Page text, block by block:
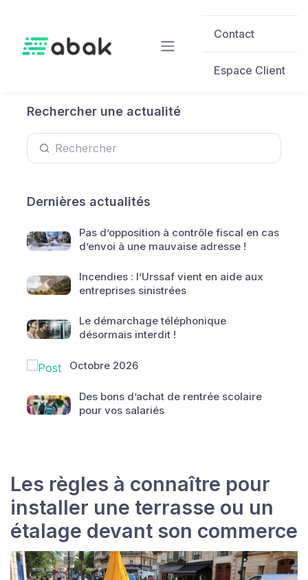
Contact
Espace Client
Rechercher une actualité
Dernières actualités
Pas d’opposition à contrôle fiscal en cas
d’envoi à une mauvaise adresse !
Incendies : l’Urssaf vient en aide aux
entreprises sinistrées
Le démarchage téléphonique
désormais interdit !
Octobre 2026
Des bons d’achat de rentrée scolaire
pour vos salariés
Les règles à connaître pour
installer une terrasse ou un
étalage devant son commerce